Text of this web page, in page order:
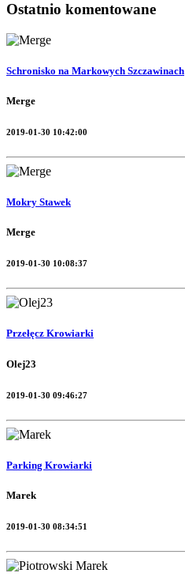
Ostatnio komentowane
Schronisko na Markowych Szczawinach
Merge
2019-01-30 10:42:00
Mokry Stawek
Merge
2019-01-30 10:08:37
Przełęcz Krowiarki
Olej23
2019-01-30 09:46:27
Parking Krowiarki
Marek
2019-01-30 08:34:51